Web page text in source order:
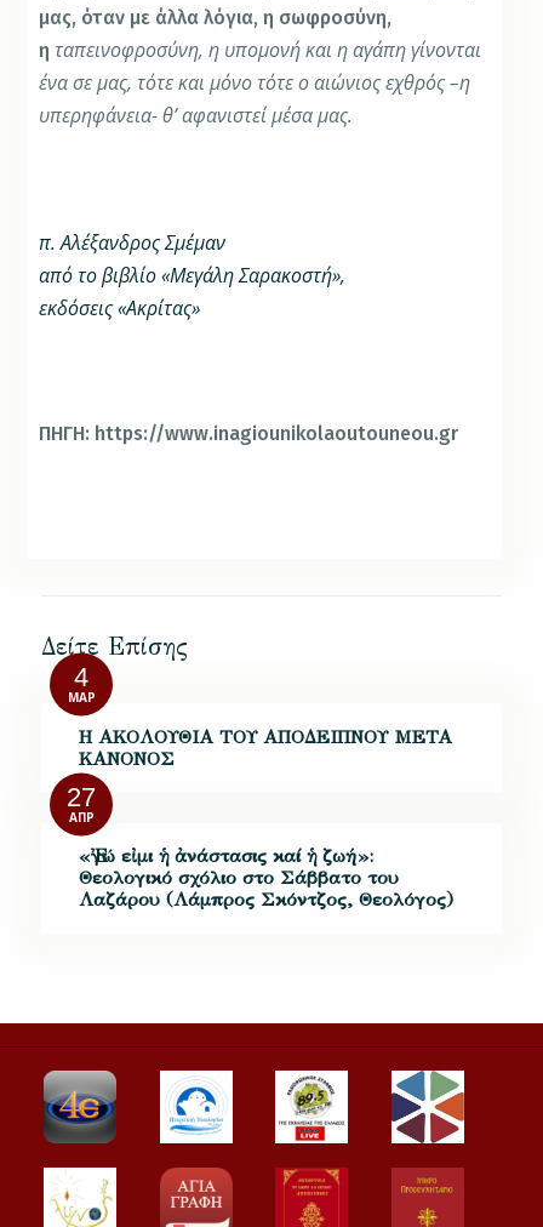
μας, όταν με άλλα λόγια, η σωφροσύνη,
η ταπεινοφροσύνη, η υπομονή και η αγάπη γίνονται
ένα σε μας, τότε και μόνο τότε ο αιώνιος εχθρός –η
υπερηφάνεια- θ’ αφανιστεί μέσα μας.
π. Αλέξανδρος Σμέμαν
από το βιβλίο «Μεγάλη Σαρακοστή»,
εκδόσεις «Ακρίτας»
ΠΗΓΗ: https://www.inagiounikolaoutouneou.gr
Δείτε Επίσης
4
ΜΑΡ
Η ΑΚΟΛΟΥΘΙΑ ΤΟΥ ΑΠΟΔΕΙΠΝΟΥ ΜΕΤΑ
ΚΑΝΟΝΟΣ
27
ΑΠΡ
«Ἐγώ εἰμι ἡ ἀνάστασις καί ἡ ζωή»:
Θεολογικό σχόλιο στο Σάββατο του
Λαζάρου (Λάμπρος Σκόντζος, Θεολόγος)